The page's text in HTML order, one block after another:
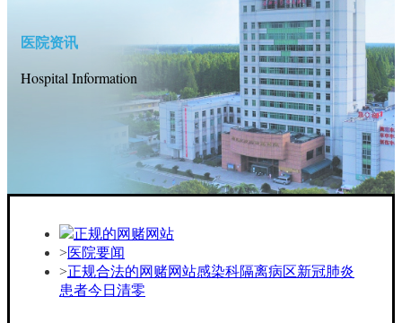
医院资讯
Hospital Information
正规的网赌网站
医院要闻
正规合法的网赌网站感染科隔离病区新冠肺炎
患者今日清零